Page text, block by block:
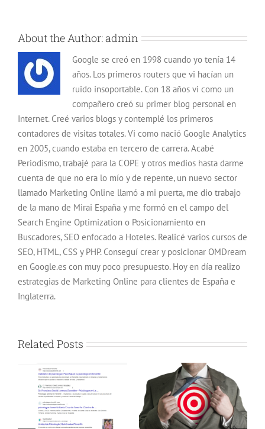
About the Author:admin
Google se creó en 1998 cuando yo tenía 14
años. Los primeros routers que vi hacían un
ruido insoportable. Con 18 años vi como un
compañero creó su primer blog personal en
Internet. Creé varios blogs y contemplé los primeros
contadores de visitas totales. Vi como nació Google Analytics
en 2005, cuando estaba en tercero de carrera. Acabé
Periodismo, trabajé para la COPE y otros medios hasta darme
cuenta de que no era lo mío y de repente, un nuevo sector
llamado Marketing Online llamó a mi puerta, me dio trabajo
de la mano de Mirai España y me formó en el campo del
Search Engine Optimization o Posicionamiento en
Buscadores, SEO enfocado a Hoteles. Realicé varios cursos de
SEO, HTML, CSS y PHP. Conseguí crear y posicionar OMDream
en Google.es con muy poco presupuesto. Hoy en día realizo
estrategias de Marketing Online para clientes de España e
Inglaterra.
Related Posts